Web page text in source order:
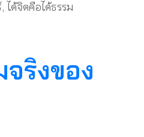
, ได้จิตคือได้ธรรม
ริงของ